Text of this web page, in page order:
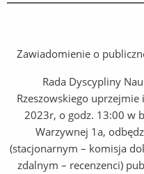
Zawiadomienie o
Rada Dyscypliny
Rzeszowskiego
2023r, o godz. 13:00 w
Warzywnej 1a,
(stacjonarnym – komisja
zdalnym – recenzenci)